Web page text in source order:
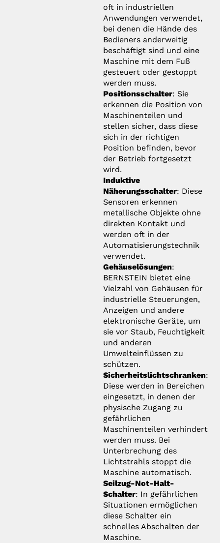
oft in industriellen
Anwendungen verwendet,
bei denen die Hände des
Bedieners anderweitig
beschäftigt sind und eine
Maschine mit dem Fuß
gesteuert oder gestoppt
werden muss.
Positionsschalter: Sie
erkennen die Position von
Maschinenteilen und
stellen sicher, dass diese
sich in der richtigen
Position befinden, bevor
der Betrieb fortgesetzt
wird.
Induktive
Näherungsschalter: Diese
Sensoren erkennen
metallische Objekte ohne
direkten Kontakt und
werden oft in der
Automatisierungstechnik
verwendet.
Gehäuselösungen:
BERNSTEIN bietet eine
Vielzahl von Gehäusen für
industrielle Steuerungen,
Anzeigen und andere
elektronische Geräte, um
sie vor Staub, Feuchtigkeit
und anderen
Umwelteinflüssen zu
schützen.
Sicherheitslichtschranken:
Diese werden in Bereichen
eingesetzt, in denen der
physische Zugang zu
gefährlichen
Maschinenteilen verhindert
werden muss. Bei
Unterbrechung des
Lichtstrahls stoppt die
Maschine automatisch.
Seilzug-Not-Halt-
Schalter: In gefährlichen
Situationen ermöglichen
diese Schalter ein
schnelles Abschalten der
Maschine.